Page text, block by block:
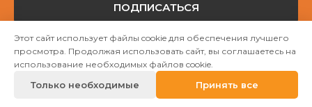
ПОДПИСАТЬСЯ
Авторские права © НГО „Убежище "Надёжный дом""
Mājas lapu izstrāde WEBstyle.lv
Этот сайт использует файлы cookie для обеспечения лучшего
просмотра. Продолжая использовать сайт, вы соглашаетесь на
использование необходимых файлов cookie.
Только необходимые Принять все